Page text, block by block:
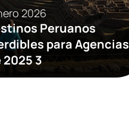
2026
Peruanos
para Agencias
2025 3